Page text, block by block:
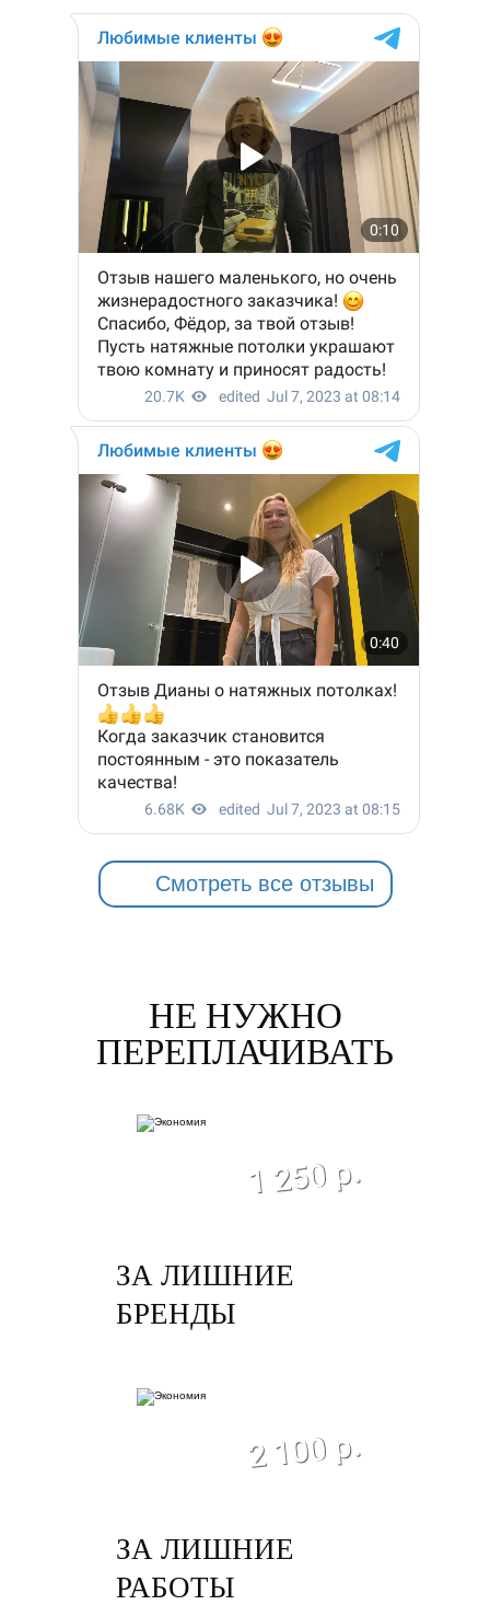
Смотреть все отзывы
НЕ НУЖНО
ПЕРЕПЛАЧИВАТЬ
1 250 р.
ЗА ЛИШНИЕ
БРЕНДЫ
2 100 р.
ЗА ЛИШНИЕ
РАБОТЫ